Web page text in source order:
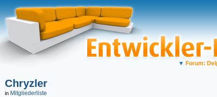
▼ Forum:
Chryzler
in Mitgliederliste